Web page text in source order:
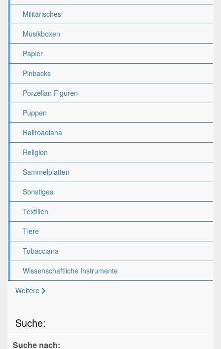
Militärisches
Musikboxen
Papier
Pinbacks
Porzellan Figuren
Puppen
Railroadiana
Religion
Sammelplatten
Sonstiges
Textilien
Tiere
Tobacciana
Wissenschaftliche Instrumente
Weitere
Suche:
Suche nach: